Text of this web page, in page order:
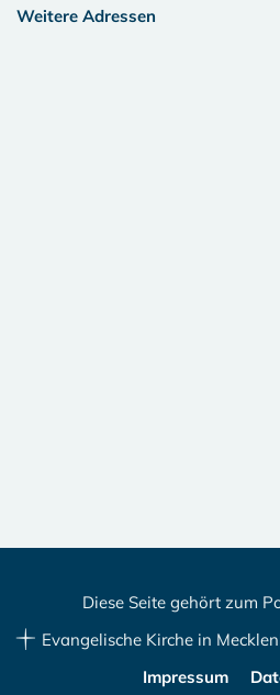
Weitere Adressen
Diese Seite gehört zum
Evangelische Kirche in
Impressum